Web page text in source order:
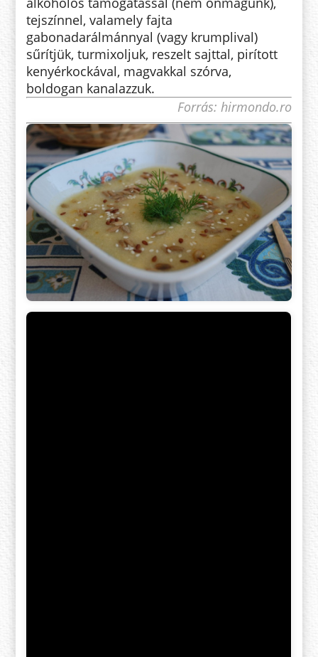
tejszínnel, valamely fajta
gabonadarálmánnyal (vagy krumplival)
sűrítjük, turmixoljuk, reszelt sajttal, pirított
kenyérkockával, magvakkal szórva,
boldogan kanalazzuk.
Forrás: hirmondo.ro